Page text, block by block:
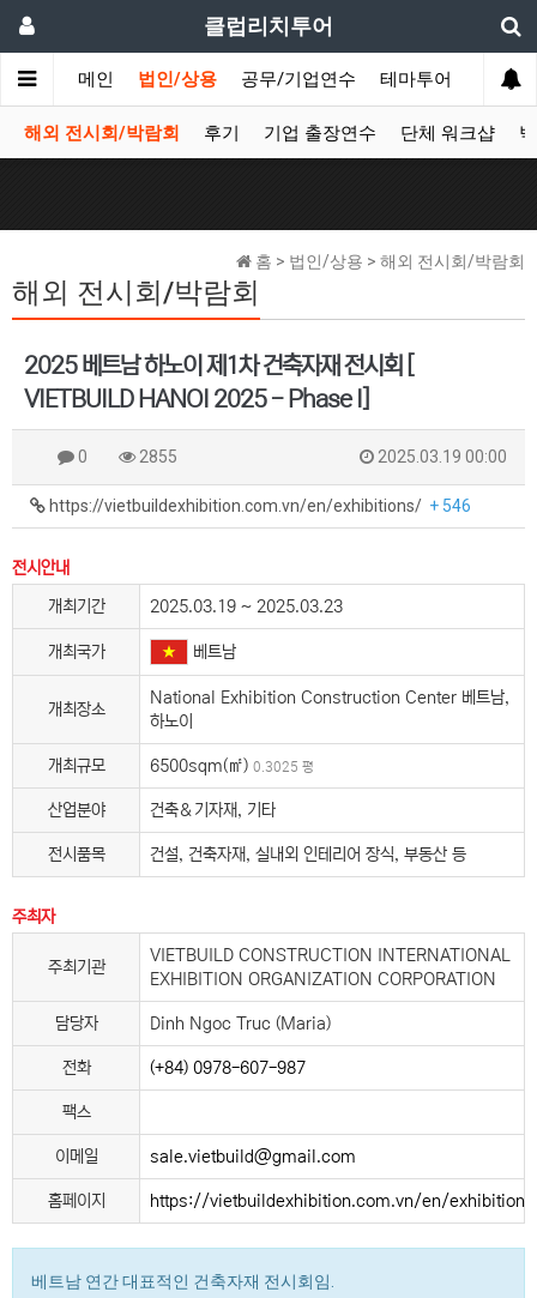
클럽리치투어
메인 법인/상용 공무/기업연수 테마투어 데이투
해외 전시회/박람회 후기 기업 출장연수 단체 워크샵
홈 > 법인/상용 > 해외 전시회/박람회
해외 전시회/박람회
2025 베트남 하노이 제1차 건축자재 전시회 [
VIETBUILD HANOI 2025 - Phase I]
0 2855 2025.03.19 00:00
https://vietbuildexhibition.com.vn/en/exhibitions/ + 546
전시안내
개최기간
2025.03.19 ~ 2025.03.23
개최국가 베트남
개최장소
National Exhibition Construction Center 베트남,
하노이
개최규모 6500sqm(㎡) 0.3025 평
산업분야 건축＆기자재, 기타
전시품목 건설, 건축자재, 실내외 인테리어 장식, 부동산 등
주최자
주최기관
VIETBUILD CONSTRUCTION INTERNATIONAL
EXHIBITION ORGANIZATION CORPORATION
담당자 Dinh Ngoc Truc (Maria)
전화 (+84) 0978-607-987
팩스
이메일 sale.vietbuild@gmail.com
홈페이지 https://vietbuildexhibition.com.vn/en/
베트남 연간 대표적인 건축자재 전시회임.